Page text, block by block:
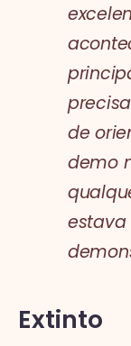
de
demo
estava
Extinto